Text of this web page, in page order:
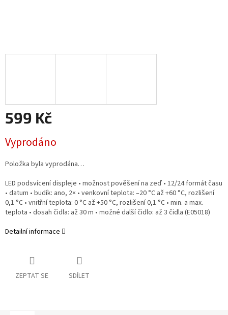
599 Kč
cena:
Vyprodáno
Položka byla vyprodána…
LED podsvícení displeje • možnost pověšení na zeď • 12/24 formát času
• datum • budík: ano, 2× • venkovní teplota: –20 °C až +60 °C, rozlišení
0,1 °C • vnitřní teplota: 0 °C až +50 °C, rozlišení 0,1 °C • min. a max.
teplota • dosah čidla: až 30 m • možné další čidlo: až 3 čidla (E05018)
Detailní informace
ZEPTAT SE SDÍLET